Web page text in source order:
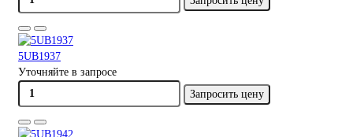
5UB1937
Уточняйте в запросе
Запросить цену